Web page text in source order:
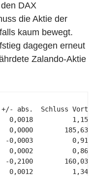
DAX
die Aktie der
kaum bewegt.
dagegen erneut
Zalando-Aktie
abs.  Schluss
0,0018
0,0000
-0,0003
0,0002
-0,2100
0,0012